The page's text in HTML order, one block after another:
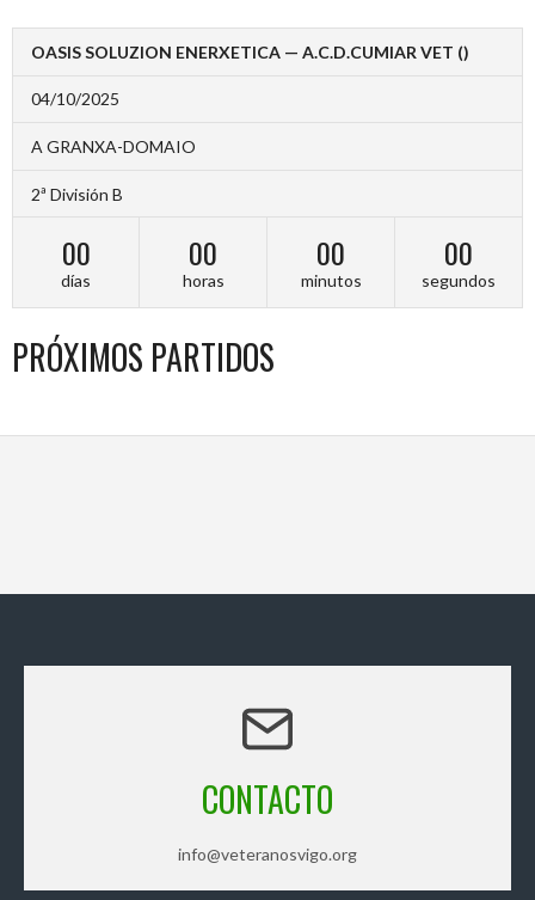
OASIS SOLUZION ENERXETICA — A.C.D.CUMIAR VET ()
04/10/2025
A GRANXA-DOMAIO
2ª División B
00
días
00
horas
00
minutos
00
segundos
PRÓXIMOS PARTIDOS
CONTACTO
info@veteranosvigo.org